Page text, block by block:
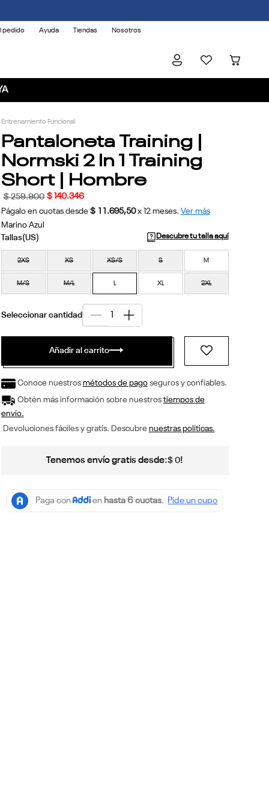
pedido Ayuda Tiendas Nosotros
Entrenamiento Funcional
Pantaloneta Training |
Normski 2 In 1 Training
Short | Hombre
$ 259.900 $ 140.346
Págalo en cuotas desde $ 11.695,50 x 12meses. Ver más
Marino Azul
Descubre tu talla aquí
2XS XS XS/S S M
M/S M/L L XL 2XL
Añadir al carrito
Conoce nuestros métodos de pagoseguros y confiables.
Obtén más información sobre nuestros tiempos de
envío.
Devoluciones fáciles y gratis. Descubre nuestras políticas.
Tenemos envío gratis desde:$ 0!